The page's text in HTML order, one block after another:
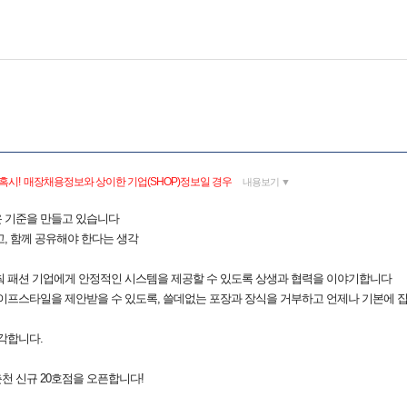
시! 매장채용정보와 상이한 기업(SHOP)정보일 경우 내용보기 ▼
기준을 만들고 있습니다
함께 공유해야 한다는 생각
패션 기업에게 안정적인 시스템을 제공할 수 있도록 상생과 협력을 이야기합니다
프스타일을 제안받을 수 있도록, 쓸데없는 포장과 장식을 거부하고 언제나 기본에
합니다.
신규 20호점을 오픈합니다!